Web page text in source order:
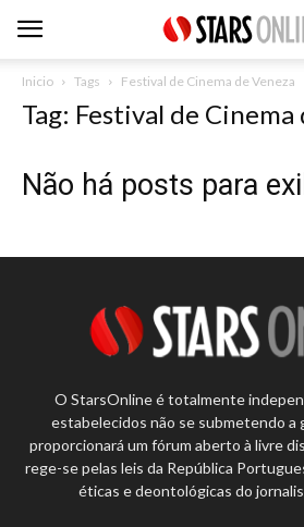
Inicio Tags Festival de Cinema de Veneza
Tag: Festival de Cinema
Não há posts para
O StarsOnline é totalmente
estabelecidos não se submetendo a
proporcionará um fórum aberto à livre
rege-se pelas leis da República
éticas e deontológicas do